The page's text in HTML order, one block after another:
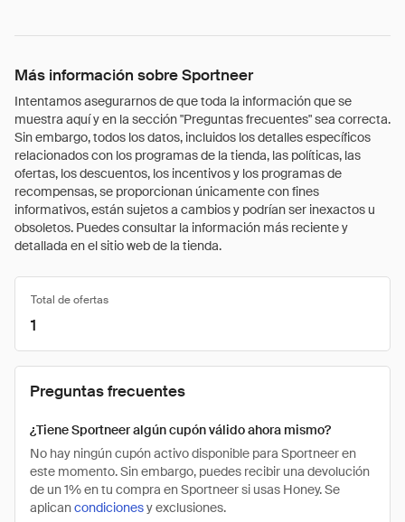
Más información sobre Sportneer
Intentamos asegurarnos de que toda la información que se
muestra aquí y en la sección "Preguntas frecuentes" sea correcta.
Sin embargo, todos los datos, incluidos los detalles específicos
relacionados con los programas de la tienda, las políticas, las
ofertas, los descuentos, los incentivos y los programas de
recompensas, se proporcionan únicamente con fines
informativos, están sujetos a cambios y podrían ser inexactos u
obsoletos. Puedes consultar la información más reciente y
detallada en el sitio web de la tienda.
Total de ofertas
1
Preguntas frecuentes
¿Tiene Sportneer algún cupón válido ahora mismo?
No hay ningún cupón activo disponible para Sportneer en
este momento. Sin embargo, puedes recibir una devolución
de un 1% en tu compra en Sportneer si usas Honey. Se
aplicancondicionesy exclusiones.